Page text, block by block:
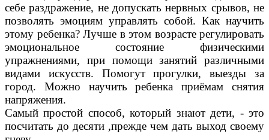
себе раздражение, не допускать нервных срывов, не
позволять эмоциям управлять собой. Как научить
этому ребенка? Лучше в этом возрасте регулировать
эмоциональное состояние физическими
упражнениями, при помощи занятий различными
видами искусств. Помогут прогулки, выезды за
город. Можно научить ребенка приёмам снятия
напряжения.
Самый простой способ, который знают дети, - это
посчитать до десяти ,прежде чем дать выход своему